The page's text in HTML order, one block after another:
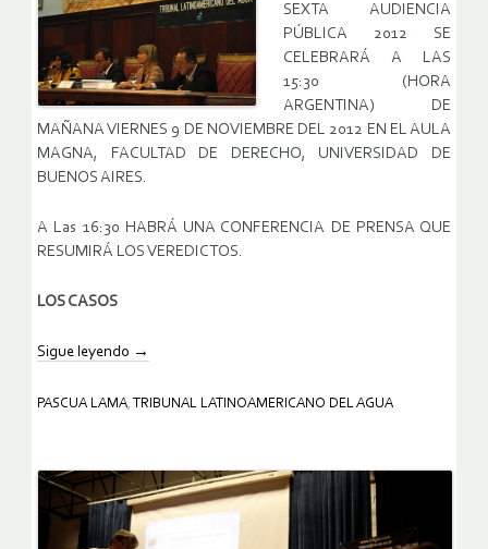
SEXTA AUDIENCIA
PÚBLICA 2012 SE
CELEBRARÁ A LAS
15:30 (HORA
ARGENTINA) DE
MAÑANA VIERNES 9 DE NOVIEMBRE DEL 2012 EN EL AULA
MAGNA, FACULTAD DE DERECHO, UNIVERSIDAD DE
BUENOS AIRES.
A Las 16:30 HABRÁ UNA CONFERENCIA DE PRENSA QUE
RESUMIRÁ LOS VEREDICTOS.
LOS CASOS
Sigue leyendo →
PASCUA LAMA, TRIBUNAL LATINOAMERICANO DEL AGUA